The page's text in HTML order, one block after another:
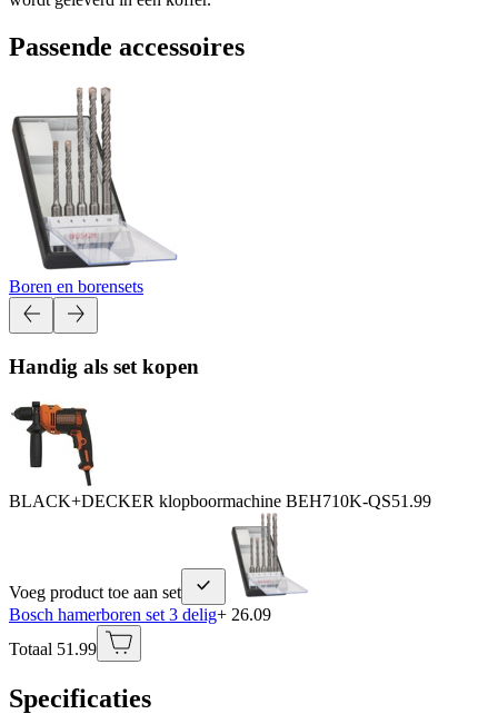
Passende accessoires
Boren en borensets
Handig als set kopen
BLACK+DECKER klopboormachine BEH710K-QS51.99
Voeg product toe aan set
Bosch hamerboren set 3 delig+ 26.09
Totaal 51.99
Specificaties